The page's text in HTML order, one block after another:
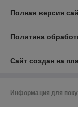
Полная версия
Политика
Сайт создан на
Информация для
Юридическое лицо: